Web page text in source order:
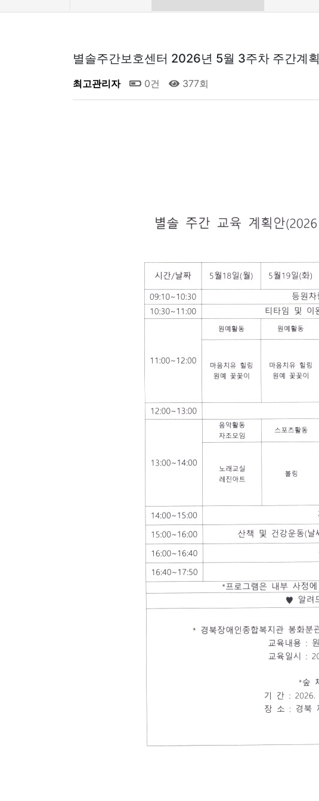
별솔주간보호센터 2026년 5월 3주차 주간계획
최고관리자 0건 377회